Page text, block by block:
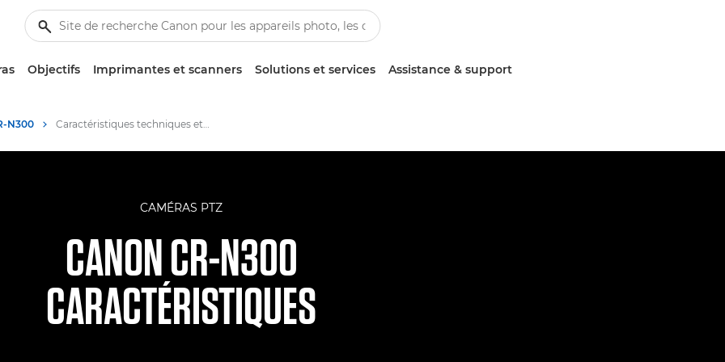
Objectifs Imprimantes et scanners Solutions et services Assistance & support
N300 Caractéristiques techniques et fonctionnalités - Caméra PTZ Canon CR-N300
CAMÉRAS PTZ
CANON CR-N300
CARACTÉRISTIQUES